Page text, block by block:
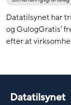
Datatilsynet har
og GulogGratis’
efter at
Datatilsynet